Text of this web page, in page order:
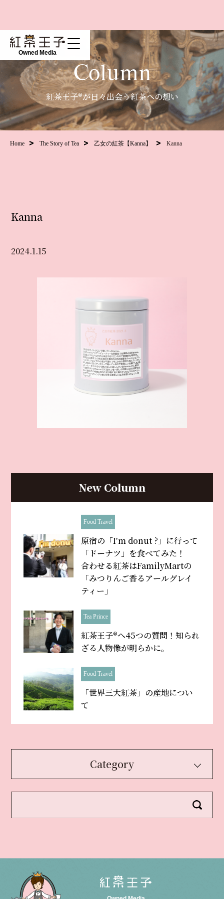
Owned Media
Column
紅茶王子®が日々出会う紅茶への想い
Home The Story of Tea 乙女の紅茶【Kanna】 Kanna
Kanna
2024.1.15
New Column
Food Travel
原宿の「Iʼm donut ?」に行って
「ドーナツ」を食べてみた！
合わせる紅茶はFamilyMartの
「みつりんご香るアールグレイ
ティー」
Tea Prince
紅茶王子®へ45つの質問！知られ
ざる人物像が明らかに。
Food Travel
「世界三大紅茶」の産地につい
て
Category